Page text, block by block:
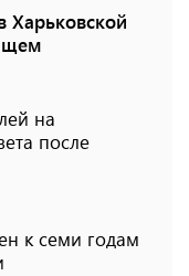
Харьковской
на
после
к семи годам